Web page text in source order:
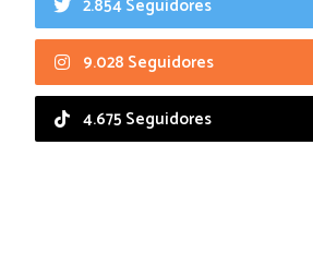
2.854 Seguidores
9.028 Seguidores
4.675 Seguidores